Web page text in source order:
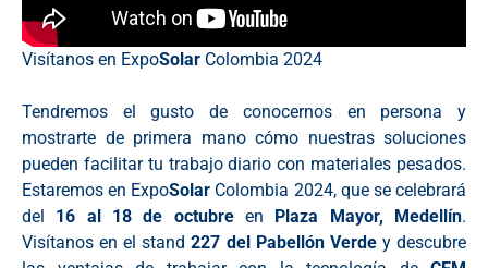
Visítanos en ExpoSolar Colombia 2024
Tendremos el gusto de conocernos en persona y
mostrarte de primera mano cómo nuestras soluciones
pueden facilitar tu trabajo diario con materiales pesados.
Estaremos en ExpoSolar Colombia 2024, que se celebrará
del 16 al 18 de octubreen Plaza Mayor, Medellín.
Visítanos en el stand227 del Pabellón Verdey descubre